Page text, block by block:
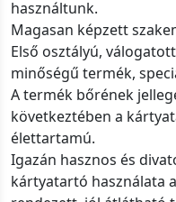
használtunk.
Magasan képzett
Első osztályú,
minőségű termék,
A termék bőrének
következtében a
élettartamú.
Igazán hasznos és
kártyatartó használata